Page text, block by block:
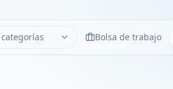
LimpiarBolsa de trabajo